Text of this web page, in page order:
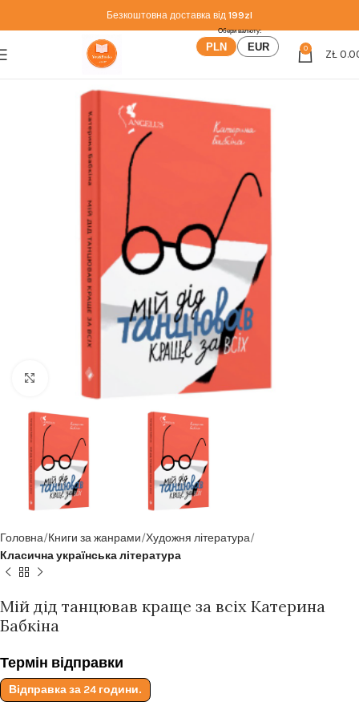
Безкоштовна доставка від 199zl
PLN EUR 0 ZŁ
Click to enlarge
Головна Книги за жанрами Художня література
Класична українська література
Мій дід танцював краще за всіх Катерина
Бабкіна
Термін відправки
Відправка за 24 години.